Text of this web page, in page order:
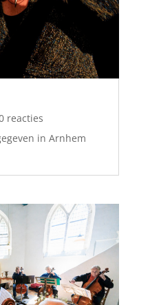
reacties
in Arnhem